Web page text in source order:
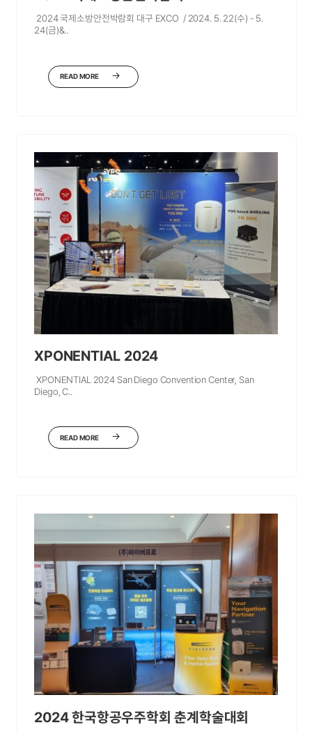
2024 국제소방안전박람회 대구 EXCO / 2024. 5. 22(수) - 5.
24(금)&..
READ MORE
XPONENTIAL 2024
XPONENTIAL 2024 San Diego Convention Center, San
Diego, C..
READ MORE
2024 한국항공우주학회 춘계학술대회